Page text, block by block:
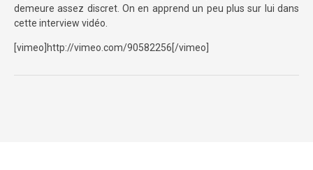
demeure assez discret. On en apprend un peu plus sur lui dans
cette interview vidéo.
[vimeo]http://vimeo.com/90582256[/vimeo]